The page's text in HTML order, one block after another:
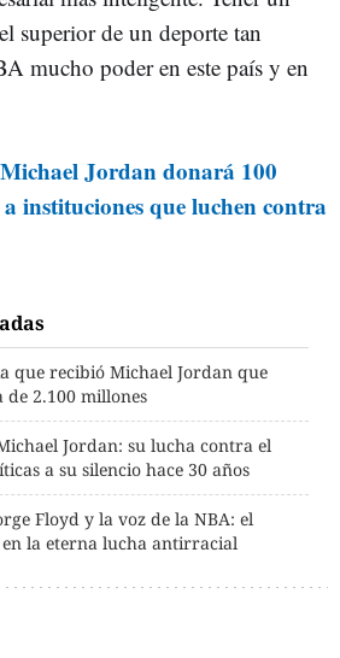
superior de un deporte tan
mucho poder en este país y en
Michael Jordan donará 100
instituciones que luchen contra
que recibió Michael Jordan que
2.100 millones
Jordan: su lucha contra el
a su silencio hace 30 años
Floyd y la voz de la NBA: el
la eterna lucha antirracial